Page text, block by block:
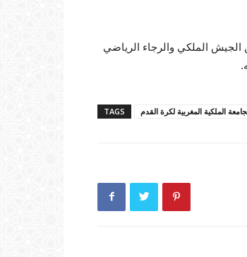
الملكي والرجاء الرياضي
TAGS الملكية المغربية لكرة القدم